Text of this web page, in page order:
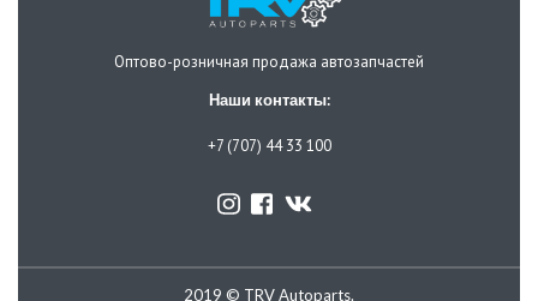
Оптово-розничная продажа автозапчастей
Наши контакты:
+7 (707) 44 33 100
2019 © TRV Autoparts.